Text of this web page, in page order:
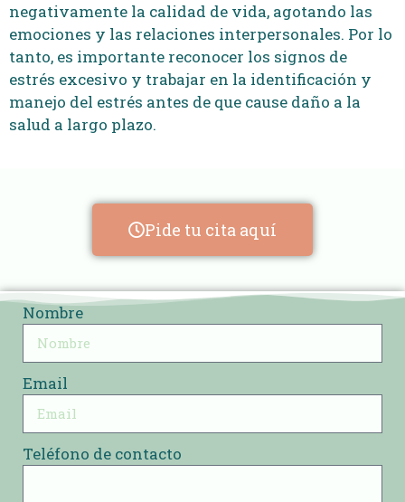
negativamente la calidad de vida, agotando las
emociones y las relaciones interpersonales. Por lo
tanto, es importante reconocer los signos de
estrés excesivo y trabajar en la identificación y
manejo del estrés antes de que cause daño a la
salud a largo plazo.
Pide tu cita aquí
Nombre
Email
Teléfono de contacto